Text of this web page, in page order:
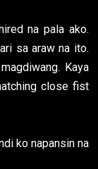
na pala ako.
sa araw na ito.
Kaya
close fist
ko napansin na